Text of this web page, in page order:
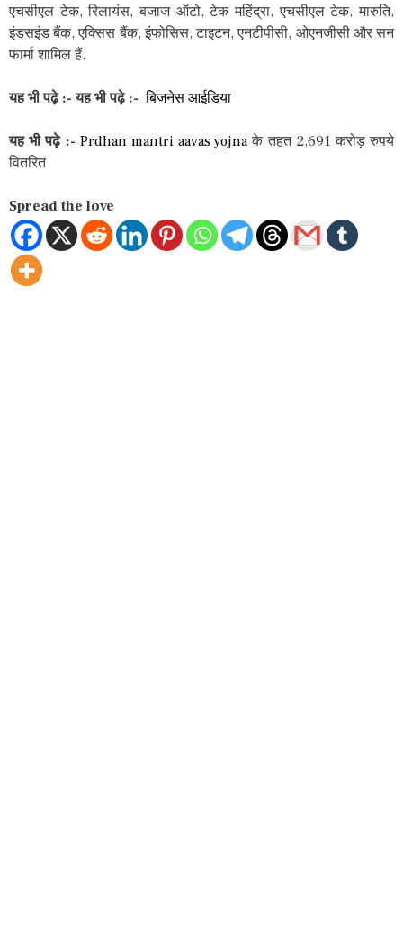
एचसीएल टेक, रिलायंस, बजाज ऑटो, टेक महिंद्रा, एचसीएल टेक, मारुति,
इंडसइंड बैंक, एक्सिस बैंक, इंफोसिस, टाइटन, एनटीपीसी, ओएनजीसी और सन
फार्मा शामिल हैं.
यह भी पढ़े :- यह भी पढ़े :- बिजनेस आईडिया
यह भी पढ़े :- Prdhan mantri aavas yojnaके तहत 2,691 करोड़ रुपये
वितरित
Spread the love